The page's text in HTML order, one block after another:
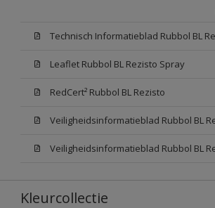
Leaflet Rubbol BL Rezisto Spray
RedCert² Rubbol BL Rezisto
Kleurcollectie